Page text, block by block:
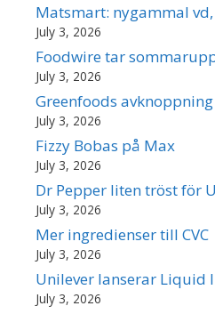
Matsmart: nygammal
July 3, 2026
Foodwire tar
July 3, 2026
Greenfoods
July 3, 2026
Fizzy Bobas på Max
July 3, 2026
Dr Pepper liten tröst för
July 3, 2026
Mer ingredienser till CVC
July 3, 2026
Unilever lanserar Liquid
July 3, 2026